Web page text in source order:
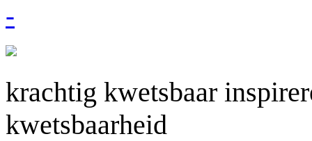
-
krachtig kwetsbaar
kwetsbaarheid